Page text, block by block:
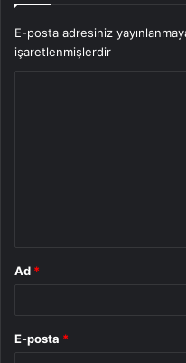
E-posta adresiniz
işaretlenmişlerdir
Ad *
E-posta *